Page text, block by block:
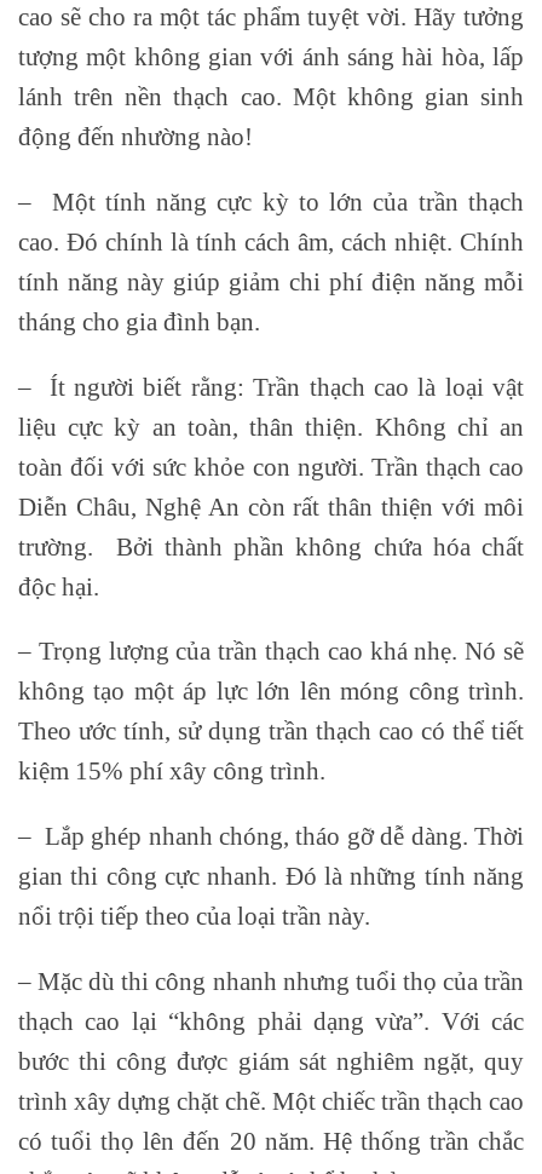
cao sẽ cho ra một tác phẩm tuyệt vời. Hãy tưởng
tượng một không gian với ánh sáng hài hòa, lấp
lánh trên nền thạch cao. Một không gian sinh
động đến nhường nào!
– Một tính năng cực kỳ to lớn của trần thạch
cao. Đó chính là tính cách âm, cách nhiệt. Chính
tính năng này giúp giảm chi phí điện năng mỗi
tháng cho gia đình bạn.
– Ít người biết rằng: Trần thạch cao là loại vật
liệu cực kỳ an toàn, thân thiện. Không chỉ an
toàn đối với sức khỏe con người. Trần thạch cao
Diễn Châu, Nghệ An còn rất thân thiện với môi
trường. Bởi thành phần không chứa hóa chất
độc hại.
– Trọng lượng của trần thạch cao khá nhẹ. Nó sẽ
không tạo một áp lực lớn lên móng công trình.
Theo ước tính, sử dụng trần thạch cao có thể tiết
kiệm 15% phí xây công trình.
– Lắp ghép nhanh chóng, tháo gỡ dễ dàng. Thời
gian thi công cực nhanh. Đó là những tính năng
nổi trội tiếp theo của loại trần này.
– Mặc dù thi công nhanh nhưng tuổi thọ của trần
thạch cao lại “không phải dạng vừa”. Với các
bước thi công được giám sát nghiêm ngặt, quy
trình xây dựng chặt chẽ. Một chiếc trần thạch cao
có tuổi thọ lên đến 20 năm. Hệ thống trần chắc